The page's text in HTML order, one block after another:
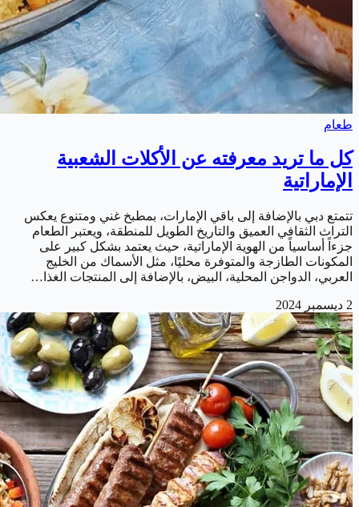
طعام
كل ما تريد معرفته عن الأكلات الشعبية
الإماراتية
تتمتع دبي بالإضافة إلى باقي الإمارات، بمطبخ غني ومتنوع يعكس
التراث الثقافي العميق والتاريخ الطويل للمنطقة، ويعتبر الطعام
جزءاً أساسياً من الهوية الإماراتية، حيث يعتمد بشكل كبير على
المكونات الطازجة والمتوفرة محليًا، مثل الأسماك من الخليج
العربي، الدواجن المحلية، البيض، بالإضافة إلى المنتجات الغذا…
2 ديسمبر 2024